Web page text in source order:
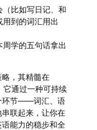
（比如写日记、和
到的词汇用出
周学的五句话拿出
，其精髓在
它通过一种可持续
环节——词汇、语
联起来，让你在
能力的稳步和全